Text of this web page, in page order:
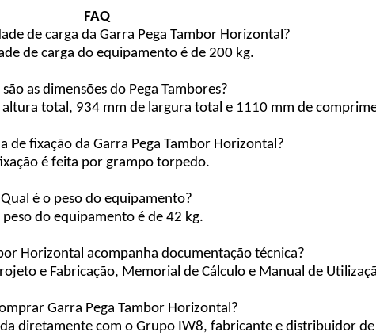
FAQ
de carga da Garra Pega Tambor Horizontal?
de carga do equipamento é de 200 kg.
são as dimensões do Pega Tambores?
total, 934 mm de largura total e 1110 mm de
de fixação da Garra Pega Tambor Horizontal?
é feita por grampo torpedo.
Qual é o peso do equipamento?
peso do equipamento é de 42 kg.
Horizontal acompanha documentação técnica?
e Fabricação, Memorial de Cálculo e Manual de
Garra Pega Tambor Horizontal?
diretamente com o Grupo IW8, fabricante e distribuidor